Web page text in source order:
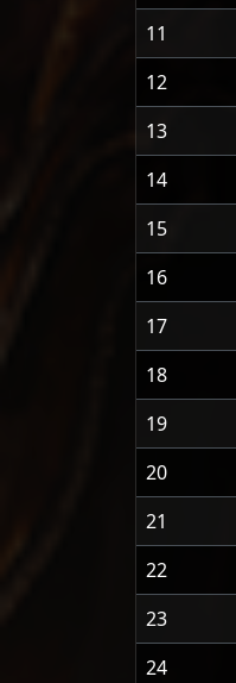
11
12
13
14
15
16
17
18
19
20
21
22
23
24